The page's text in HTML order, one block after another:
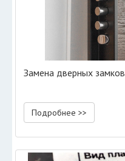
Замена дверных замков
Подробнее >>